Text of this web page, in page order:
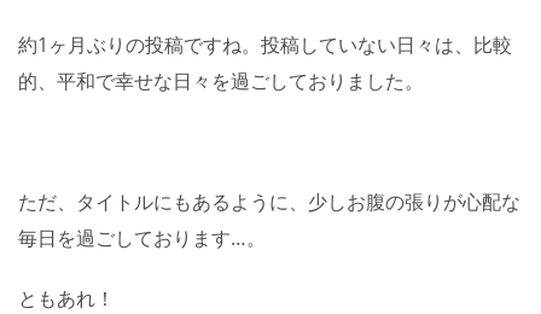
約1ヶ月ぶりの投稿ですね。投稿していない日々は、比較
的、平和で幸せな日々を過ごしておりました。
ただ、タイトルにもあるように、少しお腹の張りが心配な
毎日を過ごしております…。
ともあれ！